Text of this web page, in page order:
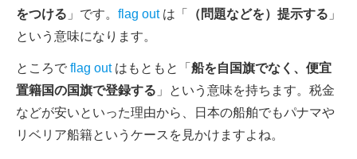
をつける 」です。 flag outは「 （問題などを）提示する 」
という意味になります。
ところで flag outはもともと「 船を自国旗でなく、便宜
置籍国の国旗で登録する 」という意味を持ちます。税金
などが安いといった理由から、日本の船舶でもパナマや
リベリア船籍というケースを見かけますよね。